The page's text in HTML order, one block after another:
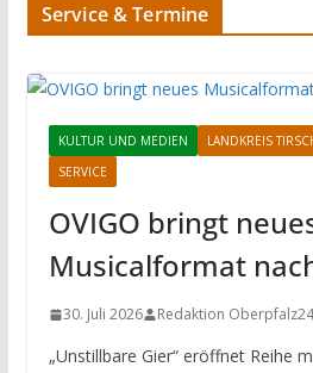
Service & Termine
KULTUR UND MEDIEN LANDKREIS
SERVICE
OVIGO bringt
Musicalformat
30. Juli 2026 Redaktion Oberpfalz24
„Unstillbare Gier“ eröffnet Reihe